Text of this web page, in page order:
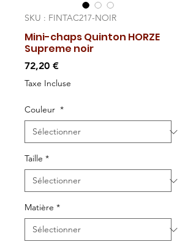
SKU : FINTAC217-NOIR
Mini-chaps Quinton HORZE
Supreme noir
72,20 €Prix
Taxe Incluse
Couleur *
Taille *
Matière *